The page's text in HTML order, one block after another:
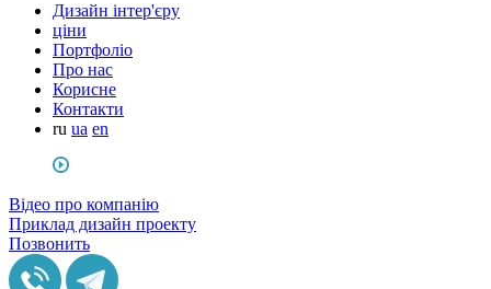
Дизайн інтер'єру
ціни
Портфоліо
Про нас
Корисне
Контакти
ru ua en
Відео про компанію
Приклад дизайн проекту
Позвонить